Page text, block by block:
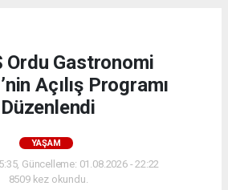
Ordu Gastronomi
Açılış Programı
Düzenlendi
YAŞAM
Güncelleme: 01.08.2026 - 22:22
8509 kez okundu.